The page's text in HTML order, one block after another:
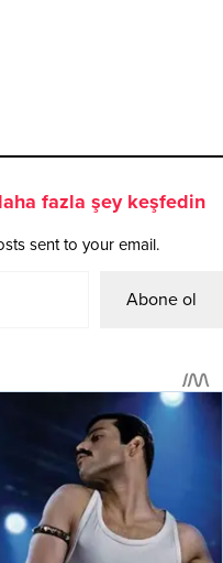
fazla şey keşfedin
sent to your email.
Abone ol